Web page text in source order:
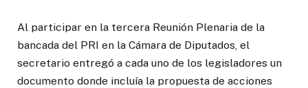
Al participar en la tercera Reunión Plenaria de la
bancada del PRI en la Cámara de Diputados, el
secretario entregó a cada uno de los legisladores un
documento donde incluía la propuesta de acciones